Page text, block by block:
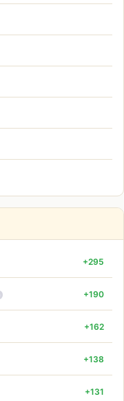
+295
+190
+162
+138
+131